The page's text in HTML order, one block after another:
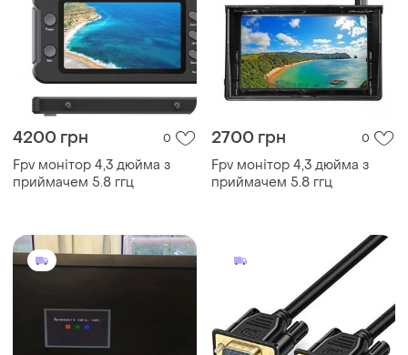
4200 грн 0
Fpv монітор 4,3 дюйма з
приймачем 5.8 ггц
2700 грн 0
Fpv монітор 4,3 дюйма з
приймачем 5.8 ггц